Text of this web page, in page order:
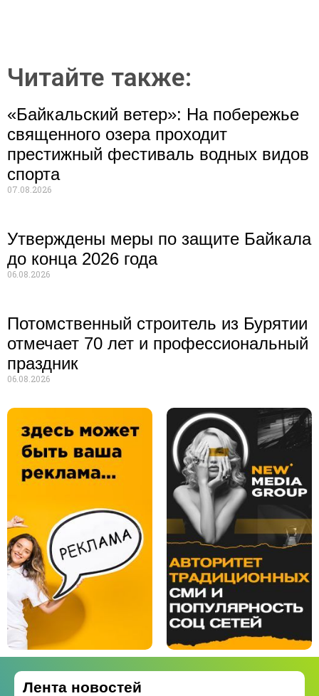
Читайте также:
«Байкальский ветер»: На побережье
священного озера проходит
престижный фестиваль водных видов
спорта
07.08.2026
Утверждены меры по защите Байкала
до конца 2026 года
06.08.2026
Потомственный строитель из Бурятии
отмечает 70 лет и профессиональный
праздник
06.08.2026
Лента новостей